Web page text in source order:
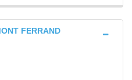
FERRAND